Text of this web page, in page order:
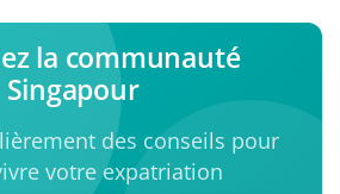
la communauté
Singapour
des conseils pour
votre expatriation